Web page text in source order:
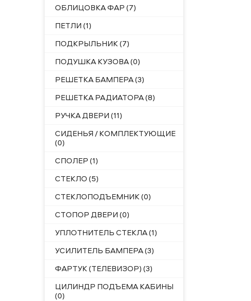
ОБЛИЦОВКА ФАР (7)
ПЕТЛИ (1)
ПОДКРЫЛЬНИК (7)
ПОДУШКА КУЗОВА (0)
РЕШЕТКА БАМПЕРА (3)
РЕШЕТКА РАДИАТОРА (8)
РУЧКА ДВЕРИ (11)
СИДЕНЬЯ / КОМПЛЕКТУЮЩИЕ
(0)
СПОЛЕР (1)
СТЕКЛО (5)
СТЕКЛОПОДЪЕМНИК (0)
СТОПОР ДВЕРИ (0)
УПЛОТНИТЕЛЬ СТЕКЛА (1)
УСИЛИТЕЛЬ БАМПЕРА (3)
ФАРТУК (ТЕЛЕВИЗОР) (3)
ЦИЛИНДР ПОДЪЕМА КАБИНЫ
(0)